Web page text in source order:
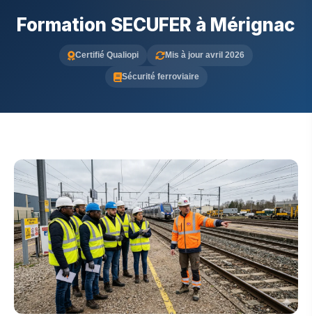
Formation SECUFER à Mérignac
Certifié Qualiopi Mis à jour avril 2026
Sécurité ferroviaire